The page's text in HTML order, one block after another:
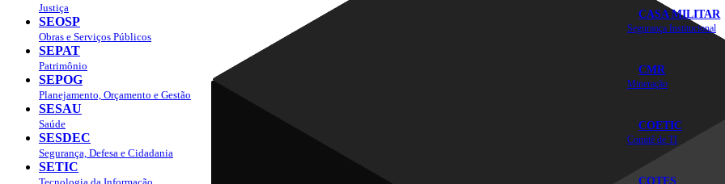
CASA MILITAR
Segurança Institucional
CMR
Mineração
COETIC
Comitê de TI
COTES
Justiça
SEOSP
Obras e Serviços Públicos
SEPAT
Patrimônio
SEPOG
Planejamento, Orçamento e Gestão
SESAU
Saúde
SESDEC
Segurança, Defesa e Cidadania
SETIC
Tecnologia da Informação